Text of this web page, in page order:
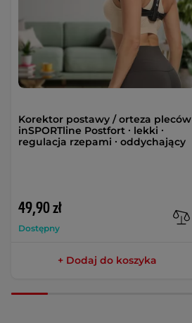
Korektor postawy / orteza pleców
inSPORTline Postfort ∙ lekki ∙
regulacja rzepami ∙ oddychający
49,90 zł
Dostępny
+ Dodaj do koszyka